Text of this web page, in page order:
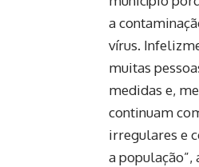
a
vírus.
muitas
medidas e,
continuam
irregulares e
a